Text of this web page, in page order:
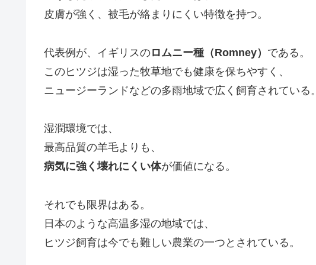
皮膚が強く、被毛が絡まりにくい特徴を持つ。
代表例が、イギリスのロムニー種（Romney） である。
このヒツジは湿った牧草地でも健康を保ちやすく、
ニュージーランドなどの多雨地域で広く飼育されている。
湿潤環境では、
最高品質の羊毛よりも、
病気に強く壊れにくい体が価値になる。
それでも限界はある。
日本のような高温多湿の地域では、
ヒツジ飼育は今でも難しい農業の一つとされている。